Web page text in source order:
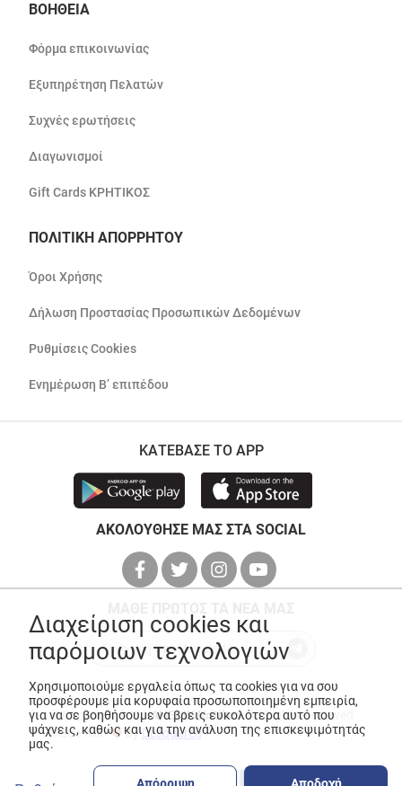
ΒΟΗΘΕΙΑ
Φόρμα επικοινωνίας
Εξυπηρέτηση Πελατών
Συχνές ερωτήσεις
Διαγωνισμοί
Gift Cards ΚΡΗΤΙΚΟΣ
ΠΟΛΙΤΙΚΗ ΑΠΟΡΡΗΤΟΥ
Όροι Χρήσης
Δήλωση Προστασίας Προσωπικών Δεδομένων
Ρυθμίσεις Cookies
Ενημέρωση Β’ επιπέδου
ΚΑΤΕΒΑΣΕ ΤΟ APP
ΑΚΟΛΟΥΘΗΣΕ ΜΑΣ ΣΤΑ SOCIAL
© Copyright 2026ANEDIK Kritikos. All Rights Reserved
Made with
byDesquared
Διαχείριση cookies και
παρόμοιων τεχνολογιών
Χρησιμοποιούμε εργαλεία όπως τα cookies για να σου
προσφέρουμε μία κορυφαία προσωποποιημένη εμπειρία,
για να σε βοηθήσουμε να βρεις ευκολότερα αυτό που
ψάχνεις, καθώς και για την ανάλυση της επισκεψιμότητάς
μας.